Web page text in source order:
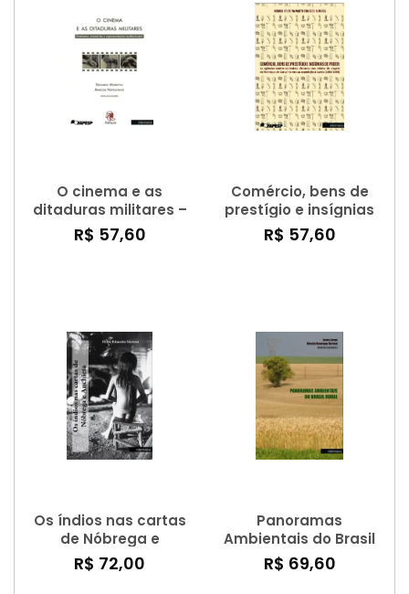
O cinema e as
ditaduras militares –
contexto, memórias e
representações
R$ 57,60
Comércio, bens de
prestígio e insígnias
de poder – as
agências centro-
expedição à Lunda
(1884-1888)
R$ 57,60
Os índios nas cartas
de Nóbrega e
Anchieta - 2º Edição
R$ 72,00
Panoramas
Ambientais do Brasil
Rural
R$ 69,60